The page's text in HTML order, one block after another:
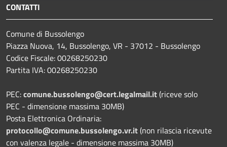
CONTATTI
Comune di Bussolengo
Piazza Nuova, 14, Bussolengo, VR - 37012 - Bussolengo
Codice Fiscale: 00268250230
Partita IVA: 00268250230
PEC:comune.bussolengo@cert.legalmail.it(riceve solo
PEC - dimensione massima 30MB)
Posta Elettronica Ordinaria:
protocollo@comune.bussolengo.vr.it(non rilascia ricevute
con valenza legale - dimensione massima 30MB)